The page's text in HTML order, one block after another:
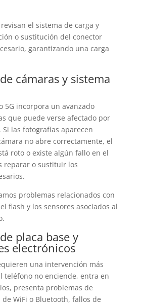
el sistema de carga y
o sustitución del conector
garantizando una carga
cámaras y sistema
5G incorpora un avanzado
que puede verse afectado por
Si las fotografías aparecen
no abre correctamente, el
roto o existe algún fallo en el
reparar o sustituir los
problemas relacionados con
flash y los sensores asociados al
placa base y
electrónicos
una intervención más
teléfono no enciende, entra en
presenta problemas de
WiFi o Bluetooth, fallos de